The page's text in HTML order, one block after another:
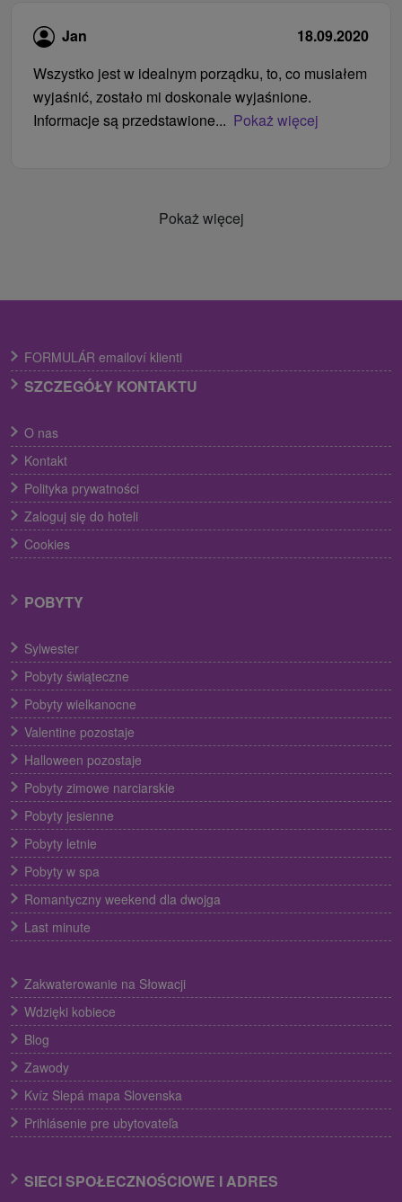
Jan
18.09.2020
Wszystko jest w idealnym porządku, to, co musiałem
wyjaśnić, zostało mi doskonale wyjaśnione.
Informacje są przedstawione... Pokaż więcej
Pokaż więcej
FORMULÁR emailoví klienti
SZCZEGÓŁY KONTAKTU
O nas
Kontakt
Polityka prywatności
Zaloguj się do hoteli
Cookies
POBYTY
Sylwester
Pobyty świąteczne
Pobyty wielkanocne
Valentine pozostaje
Halloween pozostaje
Pobyty zimowe narciarskie
Pobyty jesienne
Pobyty letnie
Pobyty w spa
Romantyczny weekend dla dwojga
Last minute
Zakwaterowanie na Słowacji
Wdzięki kobiece
Blog
Zawody
Kvíz Slepá mapa Slovenska
Prihlásenie pre ubytovateľa
SIECI SPOŁECZNOŚCIOWE I ADRES